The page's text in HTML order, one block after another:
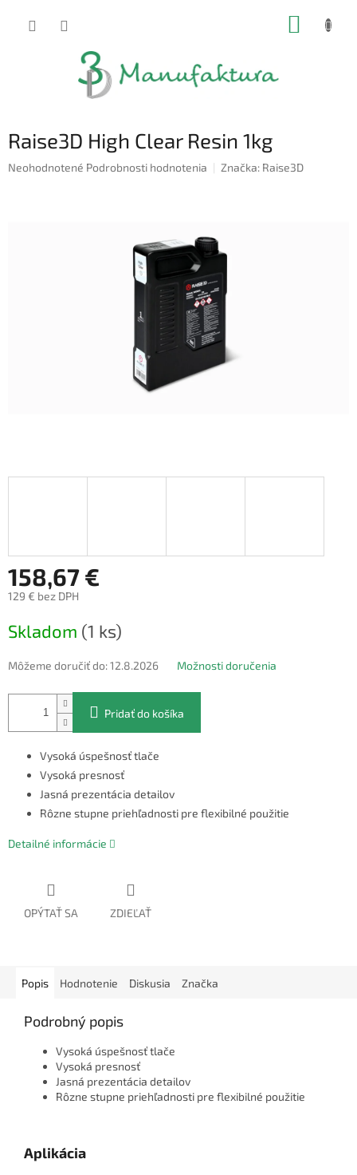
Raise3D High Clear Resin 1kg
Priemerné
Neohodnotené Podrobnosti hodnotenia Značka: Raise3D
158,67 €
129 € bez DPH
cena:
Skladom (1 ks)
Môžeme doručiť do:12.8.2026 Možnosti doručenia
Pridať do košíka
Vysoká úspešnosť tlače
Vysoká presnosť
Jasná prezentácia detailov
Rôzne stupne priehľadnosti pre flexibilné použitie
Detailné informácie
OPÝTAŤ SA ZDIEĽAŤ
Popis Hodnotenie Diskusia Značka
Podrobný popis
Vysoká úspešnosť tlače
Vysoká presnosť
Jasná prezentácia detailov
Rôzne stupne priehľadnosti pre flexibilné použitie
Aplikácia